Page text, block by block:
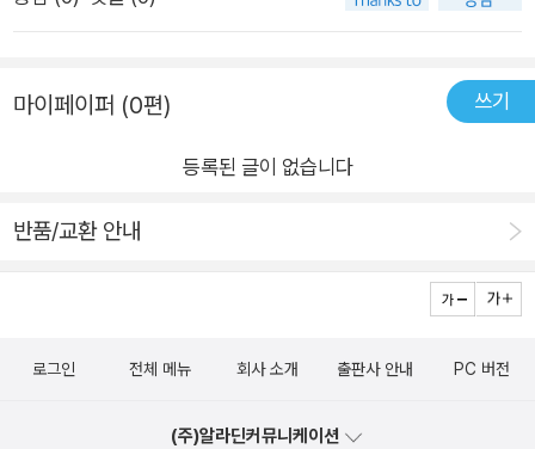
묻는다. 2부에서는 데이터 수집의 주체가 되는 사람이 누군인지
터를 견해와 이론의 증거로 활용할 때 예상하고 경계해야 할 오
류, 실수, 고충에 대한 논의를 체계적으로 소개한다. 심지어 그 스
스로 범했던 오류를 고백하며, 더 이상 이런 실수를 반복하지 않
자뿐만 아니라 데이터를 만들고 사용하는 우리 모두에게 깊은 혜
면
마이페이퍼 (0편) 쓰기
등록된 글이 없습니다
반품/교환 안내
로그인 전체 메뉴 회사 소개 출판사 안내 PC 버전
(주)알라딘커뮤니케이션